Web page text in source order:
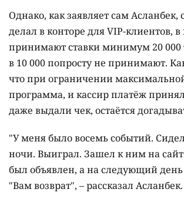
Однако, как заявляет сам Асланбек,
делал в конторе для VIP-клиентов, в
принимают ставки минимум 20 000
в 10 000 попросту не принимают.
что при ограничении
программа, и кассир платёж
даже выдали чек, остаётся
"У меня было восемь событий.
ночи. Выиграл. Зашел к ним на
был объявлен, а на следующий день
"Вам возврат", – рассказал Асланбек.